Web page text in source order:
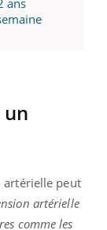
artérielle peut
artérielle
comme les